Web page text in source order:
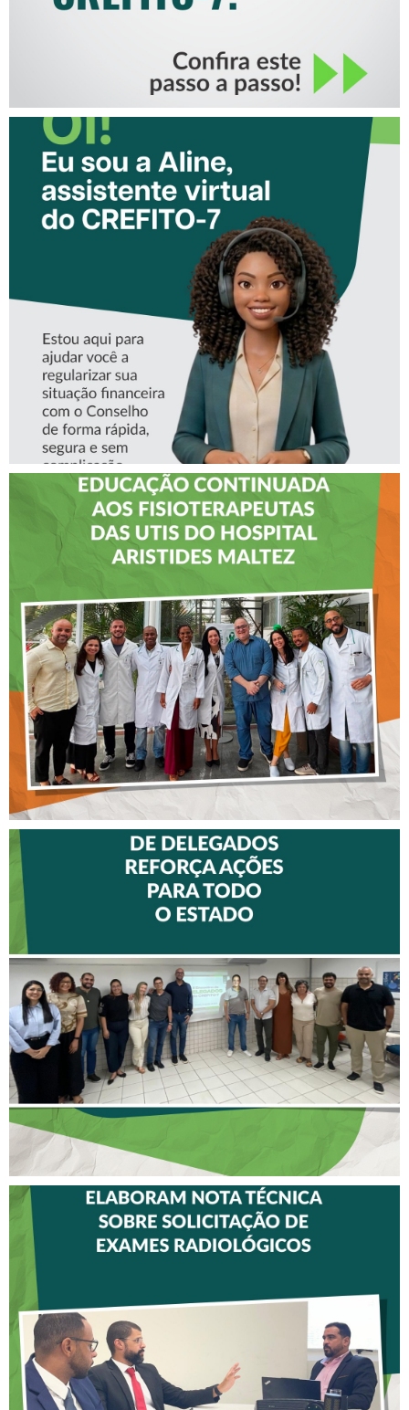
CONHEÇA A ‘ALINE’,
ASSISTENTE VIRTUAL DO
CREFITO-7
CREFITO-7 LEVA EDUCAÇÃO
CONTINUADA AOS
FISIOTERAPEUTAS DAS UTIs
DO HOSPITAL ARISTIDES
MALTEZ
DELEGADOS REFORÇA
AÇÕES PARA TODO O
ESTADO
INICIAM ELABORAÇÃO DE
NOTA TÉCNICA SOBRE
SOLICITAÇÃO DE EXAMES
RADIOLÓGICOS